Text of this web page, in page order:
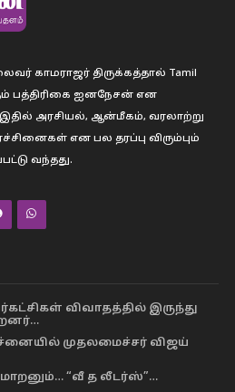
காமராஜர் திருக்கத்தால் Tamil
பத்திரிகை ஐனநேசன் என
இதில் அரசியல், ஆன்மீகம், வரலாற்று
என பல தரப்பு விரும்பும்
வந்தது.
விவாதத்தில் இருந்து
முதலமைச்சர் விஜய்
“வீ த லீடர்ஸ்”…